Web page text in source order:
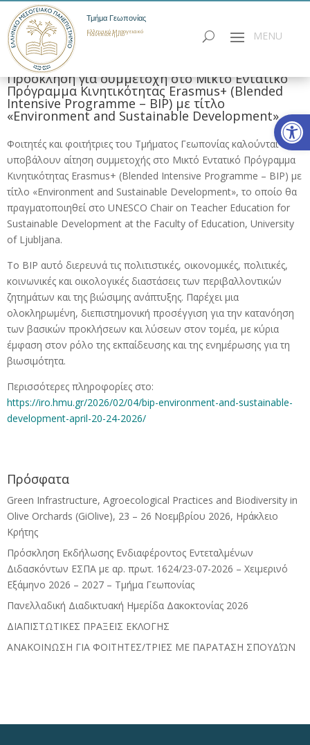
Τμήμα Γεωπονίας
Ελληνικό Μεσογειακό
Πανεπιστήμιο
Πρόσκληση για συμμετοχή στο Μικτό Εντατικό
Πρόγραμμα Κινητικότητας Erasmus+ (Blended
Intensive Programme – BIP) με τίτλο
«Environment and Sustainable Development»
Φοιτητές και φοιτήτριες του Τμήματος Γεωπονίας καλούνται να
υποβάλουν αίτηση συμμετοχής στο Μικτό Εντατικό Πρόγραμμα
Κινητικότητας Erasmus+ (Blended Intensive Programme – BIP) με
τίτλο «Environment and Sustainable Development», το οποίο θα
πραγματοποιηθεί στο UNESCO Chair on Teacher Education for
Sustainable Development at the Faculty of Education, University
of Ljubljana.
Tο BIP αυτό διερευνά τις πολιτιστικές, οικονομικές, πολιτικές,
κοινωνικές και οικολογικές διαστάσεις των περιβαλλοντικών
ζητημάτων και της βιώσιμης ανάπτυξης. Παρέχει μια
ολοκληρωμένη, διεπιστημονική προσέγγιση για την κατανόηση
των βασικών προκλήσεων και λύσεων στον τομέα, με κύρια
έμφαση στον ρόλο της εκπαίδευσης και της ενημέρωσης για τη
βιωσιμότητα.
Περισσότερες πληροφορίες στο:
https://iro.hmu.gr/2026/02/04/bip-environment-and-sustainable-
development-april-20-24-2026/
Πρόσφατα
Green Infrastructure, Agroecological Practices and Biodiversity in
Olive Orchards (GiOlive), 23 – 26 Νοεμβρίου 2026, Ηράκλειο
Κρήτης
Πρόσκληση Εκδήλωσης Ενδιαφέροντος Εντεταλμένων
Διδασκόντων ΕΣΠΑ με αρ. πρωτ. 1624/23-07-2026 – Χειμερινό
Εξάμηνο 2026 – 2027 – Τμήμα Γεωπονίας
Πανελλαδική Διαδικτυακή Ημερίδα Δακοκτονίας 2026
ΔΙΑΠΙΣΤΩΤΙΚΕΣ ΠΡΑΞΕΙΣ ΕΚΛΟΓΗΣ
ΑΝΑΚΟΙΝΩΣΗ ΓΙΑ ΦΟΙΤΗΤΕΣ/ΤΡΙΕΣ ΜΕ ΠΑΡΑΤΑΣΗ ΣΠΟΥΔΏΝ